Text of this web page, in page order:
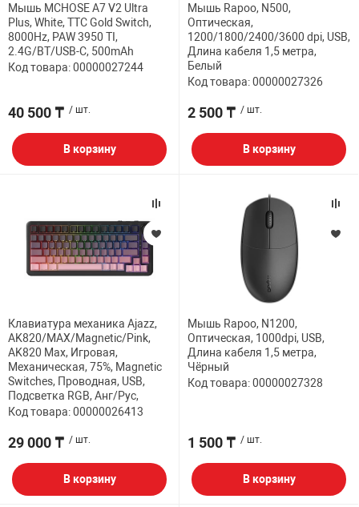
Мышь MCHOSE A7 V2 Ultra
Plus, White, TTC Gold Switch,
8000Hz, PAW 3950 TI,
2.4G/BT/USB-C, 500mAh
Код товара: 00000027244
40 500 ₸ / шт.
В корзину
Мышь Rapoo, N500,
Оптическая,
1200/1800/2400/3600 dpi, USB,
Длина кабеля 1,5 метра,
Белый
Код товара: 00000027326
2 500 ₸ / шт.
В корзину
Клавиатура механика Ajazz,
AK820/MAX/Magnetic/Pink,
AK820 Max, Игровая,
Механическая, 75%, Magnetic
Switches, Проводная, USB,
Подсветка RGB, Анг/Рус,
Код товара: 00000026413
29 000 ₸ / шт.
В корзину
Мышь Rapoo, N1200,
Оптическая, 1000dpi, USB,
Длина кабеля 1,5 метра,
Чёрный
Код товара: 00000027328
1 500 ₸ / шт.
В корзину